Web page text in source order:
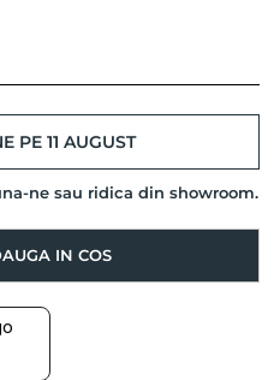
PE 11 AUGUST
ne sau ridica din showroom.
IN COS